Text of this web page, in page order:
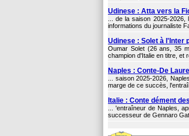
Udinese : Atta vers la
... de la saison 2025-
informations du journaliste
Udinese : Solet à l'Inter
Oumar Solet (26 ans, 35
champion d'Italie en titre, et
Naples : Conte-De
... saison 2025-2026,
marge de ce succès,
Italie : Conte dément
... 'entraîneur de Naples,
successeur de Gennaro